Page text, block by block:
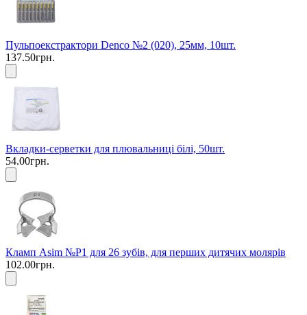
Пульпоекстрактори Denco №2 (020), 25мм, 10шт.
137.50грн.
Вкладки-серветки для плювальниці білі, 50шт.
54.00грн.
Кламп Asim №P1 для 26 зубів, для перших дитячих молярів
102.00грн.